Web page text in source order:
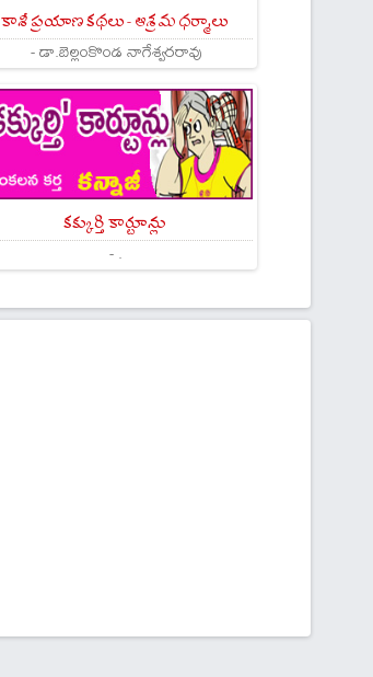
కాశీ ప్రయాణ కథలు - ఆశ్రమ ధర్మాలు
- డా.బెల్లంకొండ నాగేశ్వరరావు
కక్కుర్తి కార్టూన్లు
- .